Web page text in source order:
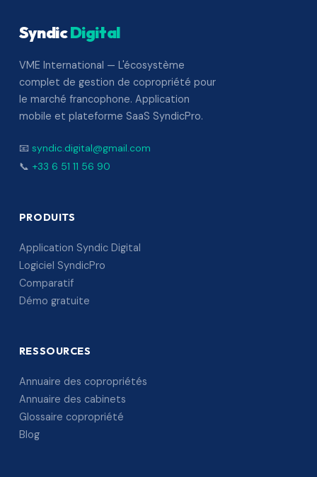
SyndicDigital
VME International — L'écosystème
complet de gestion de copropriété pour
le marché francophone. Application
mobile et plateforme SaaS SyndicPro.
📧 syndic.digital@gmail.com
📞 +33 6 51 11 56 90
PRODUITS
Application Syndic Digital
Logiciel SyndicPro
Comparatif
Démo gratuite
RESSOURCES
Annuaire des copropriétés
Annuaire des cabinets
Glossaire copropriété
Blog